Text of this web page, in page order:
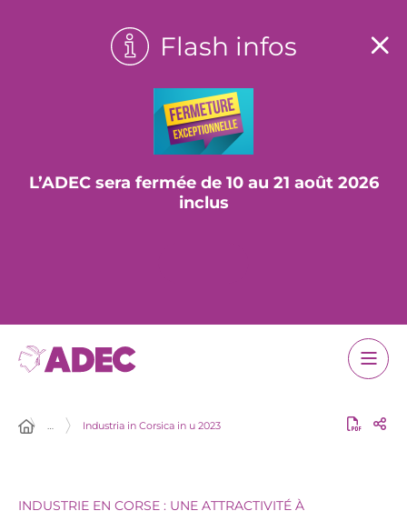
Flash infos
L’ADEC sera fermée de 10 au 21 août 2026
inclus
… Industria in Corsica in u 2023
INDUSTRIE EN CORSE : UNE ATTRACTIVITÉ À